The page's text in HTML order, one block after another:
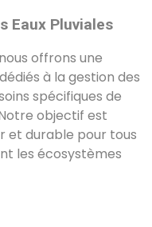
Eaux Pluviales
offrons une
à la gestion des
spécifiques de
objectif est
et durable pour tous
les écosystèmes